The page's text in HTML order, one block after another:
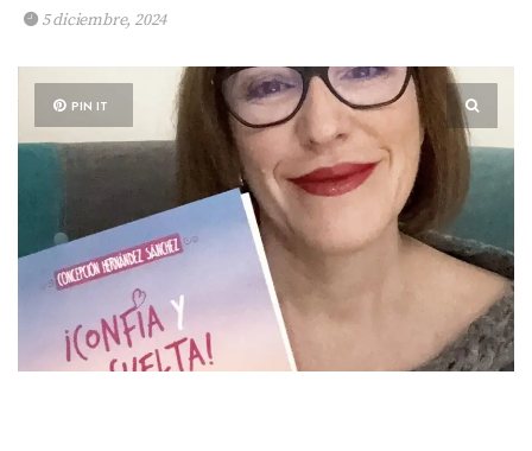
5 diciembre, 2024
PIN IT